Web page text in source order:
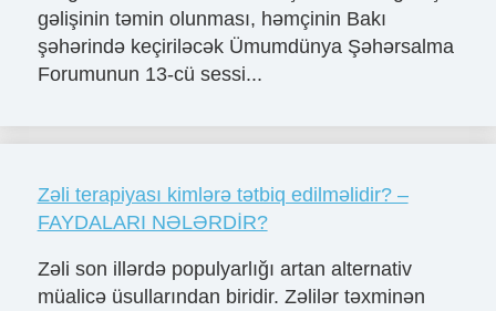
gəlişinin təmin olunması, həmçinin Bakı
şəhərində keçiriləcək Ümumdünya Şəhərsalma
Forumunun 13-cü sessi...
Zəli terapiyası kimlərə tətbiq edilməlidir? –
FAYDALARI NƏLƏRDİR?
Zəli son illərdə populyarlığı artan alternativ
müalicə üsullarından biridir. Zəlilər təxminən